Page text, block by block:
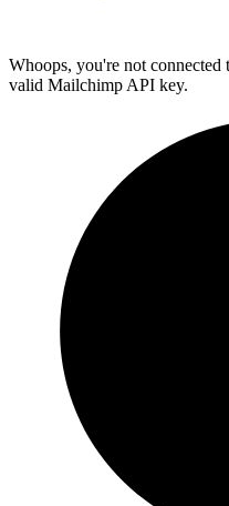
Whoops, you're not connected
valid Mailchimp API key.